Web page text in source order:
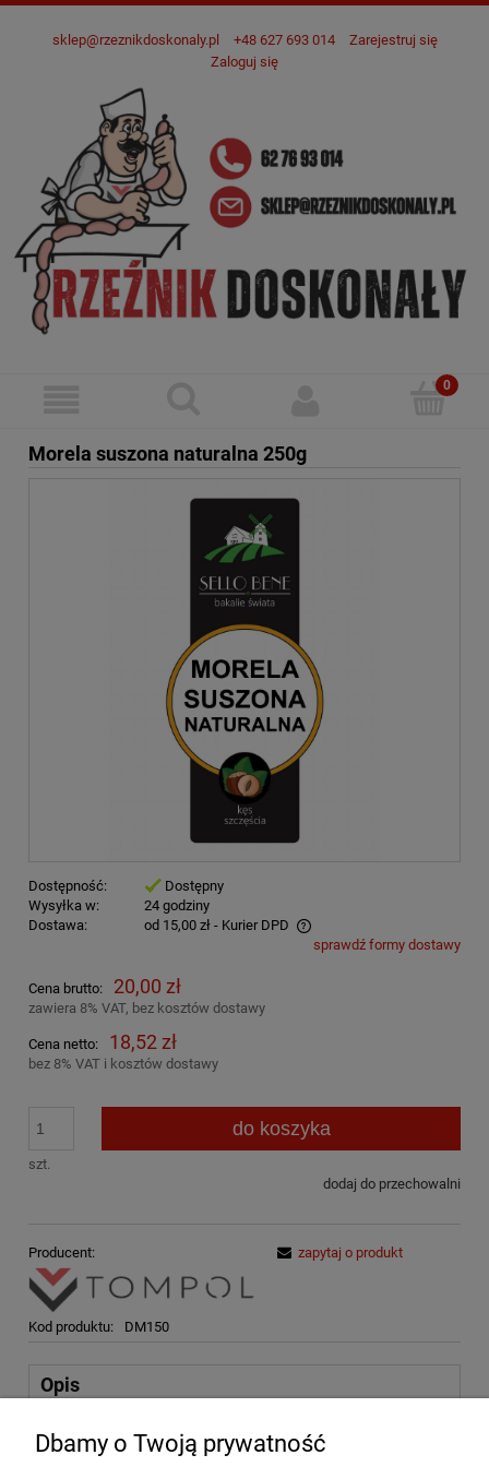
sklep@rzeznikdoskonaly.pl +48 627 693 014
Zarejestruj się
Zaloguj się
Morela suszona naturalna 250g
Dostępność:
Dostępny
Wysyłka w:
24 godziny
Dostawa:
od 15,00 zł - Kurier DPD
Cena nie zawiera ewentualnych kosztów płatnościsprawdź formy dostawy
Cena brutto: 20,00 zł
zawiera 8% VAT, bez kosztów dostawy
Cena netto: 18,52 zł
bez 8% VAT i kosztów dostawy
szt.
do koszyka
dodaj do przechowalni
Producent:
Kod produktu: DM150
zapytaj o produkt
Opis
Dbamy o Twoją prywatność